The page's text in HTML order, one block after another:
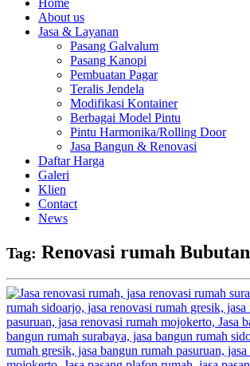
About us
Jasa & Layanan
Pasang Galvalum
Pasang Kanopi
Pembuatan Pagar
Teralis Jendela
Modifikasi Kontainer
Berbagai Model Pintu
Pintu Harmonika/Rolling Door
Jasa Bangun & Renovasi
Daftar Harga
Galeri
Klien
Contact
News
Tag: Renovasi rumah Bubutan